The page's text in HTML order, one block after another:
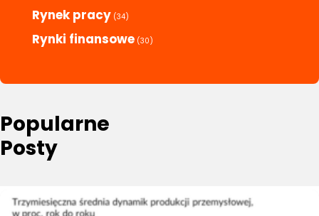
Rynek pracy (34)
Rynki finansowe (30)
Popularne
Posty